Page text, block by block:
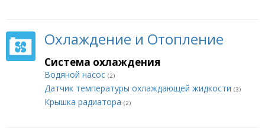
Охлаждение и Отопление
Система охлаждения
Водяной насос (2)
Датчик температуры охлаждающей жидкости (3)
Крышка радиатора (2)